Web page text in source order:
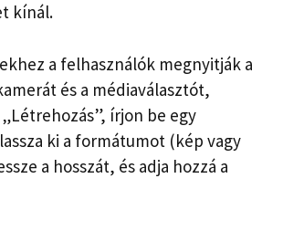
kínál.
a felhasználók megnyitják a
és a médiaválasztót,
írjon be egy
ki a formátumot (kép vagy
a hosszát, és adja hozzá a